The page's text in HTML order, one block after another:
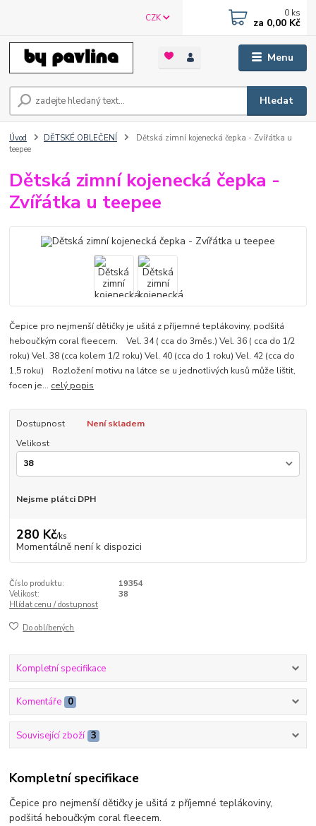
Menu
CZK
Hledat
0 ks
za 0,00 Kč
Úvod DĚTSKÉ OBLEČENÍ
Dětská zimní kojenecká čepka - Zvířátka u
teepee
Dětská zimní kojenecká čepka -
Zvířátka u teepee
Čepice pro nejmenší dětičky je ušitá z příjemné teplákoviny, podšitá
heboučkým coral fleecem. Vel. 34 ( cca do 3měs.) Vel. 36 ( cca do 1/2
roku) Vel. 38 (cca kolem 1/2 roku) Vel. 40 (cca do 1 roku) Vel. 42 (cca do
1,5 roku) Rozložení motivu na látce se u jednotlivých kusů může lištit,
focen je... celý popis
Dostupnost
Není skladem
Velikost
Nejsme plátci DPH
280 Kč/ks
Momentálně není k dispozici
Číslo produktu:
19354
Velikost:
38
Hlídat cenu / dostupnost
Do oblíbených
Kompletní specifikace
Komentáře 0
Související zboží 3
Kompletní specifikace
Čepice pro nejmenší dětičky je ušitá z příjemné teplákoviny,
podšitá heboučkým coral fleecem.